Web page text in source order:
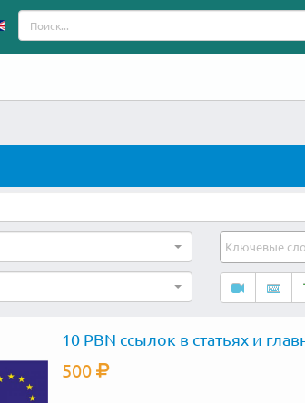
10 PBN ссылок в статьях и
500